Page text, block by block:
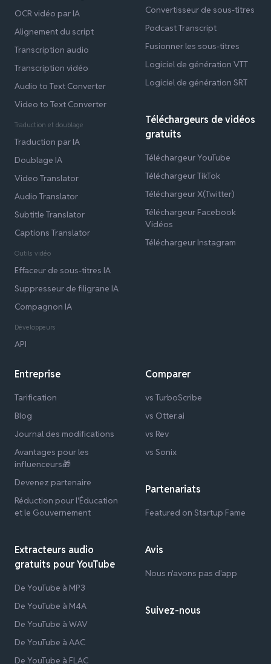
OCR vidéo par IA
Alignement du script
Transcription audio
Transcription vidéo
Audio to Text Converter
Video to Text Converter
Traduction et doublage
Traduction par IA
Doublage IA
Video Translator
Audio Translator
Subtitle Translator
Captions Translator
Outils vidéo
Effaceur de sous-titres IA
Suppresseur de filigrane IA
Compagnon IA
Développeurs
API
Convertisseur de sous-titres
Podcast Transcript
Fusionner les sous-titres
Logiciel de génération VTT
Logiciel de génération SRT
Téléchargeurs de vidéos
gratuits
Téléchargeur YouTube
Téléchargeur TikTok
Téléchargeur X(Twitter)
Téléchargeur Facebook
Vidéos
Téléchargeur Instagram
Entreprise
Tarification
Blog
Journal des modifications
Avantages pour les
influenceurs🎁
Devenez partenaire
Réduction pour l'Éducation
et le Gouvernement
Extracteurs audio
gratuits pour YouTube
De YouTube à MP3
De YouTube à M4A
De YouTube à WAV
De YouTube à AAC
De YouTube à FLAC
Comparer
vs TurboScribe
vs Otter.ai
vs Rev
vs Sonix
Partenariats
Featured on Startup Fame
Avis
Nous n'avons pas d'app
Suivez-nous